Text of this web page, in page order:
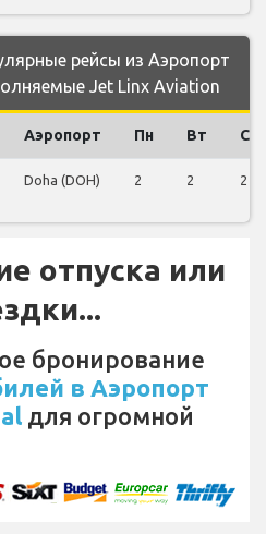
рейсы из Аэропорт
Jet Linx Aviation
Аэропорт Пн Вт Ср
Doha (DOH) 2 2 2
отпуска или
бронирование
в Аэропорт
для огромной